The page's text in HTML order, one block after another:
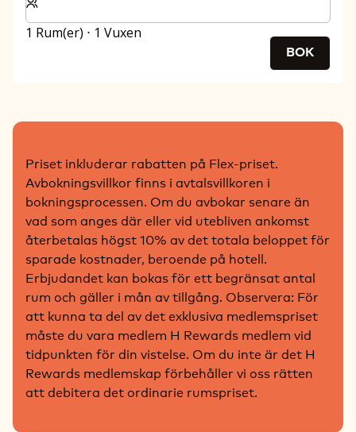
1 Rum(er) ⋅ 1 Vuxen
BOK
Priset inkluderar rabatten på Flex-priset.
Avbokningsvillkor finns i avtalsvillkoren i
bokningsprocessen. Om du avbokar senare än
vad som anges där eller vid utebliven ankomst
återbetalas högst 10% av det totala beloppet för
sparade kostnader, beroende på hotell.
Erbjudandet kan bokas för ett begränsat antal
rum och gäller i mån av tillgång. Observera: För
att kunna ta del av det exklusiva medlemspriset
måste du vara medlem H Rewards medlem vid
tidpunkten för din vistelse. Om du inte är det H
Rewards medlemskap förbehåller vi oss rätten
att debitera det ordinarie rumspriset.